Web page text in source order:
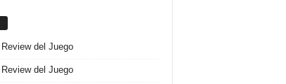
del Juego
del Juego